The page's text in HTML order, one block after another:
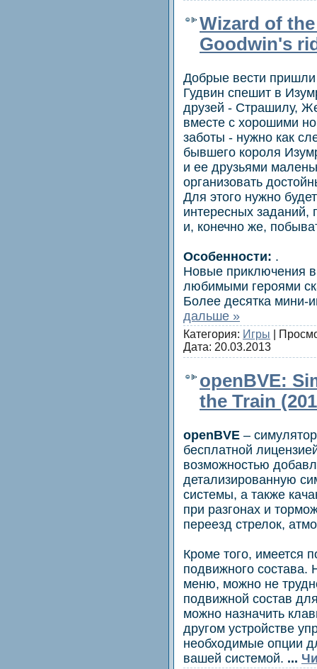
Wizard of
Goodwin's
Добрые вести
Гудвин спешит в
друзей - Страшилу,
вместе с хорошими
заботы - нужно как
бывшего короля
и ее друзьями
организовать
Для этого нужно
интересных заданий,
и, конечно же,
Особенности: .
Новые приключения
любимыми героями
Более десятка мини-
дальше »
Категория: Игры |
Дата: 20.03.2013
openBVE:
the Train
openBVE –
бесплатной
возможностью
детализированную
системы, а также
при разгонах и
переезд стрелок,
Кроме того, имеется
подвижного состава.
меню, можно не
подвижной состав
можно назначить
другом устройстве
необходимые опции
вашей системой. ...